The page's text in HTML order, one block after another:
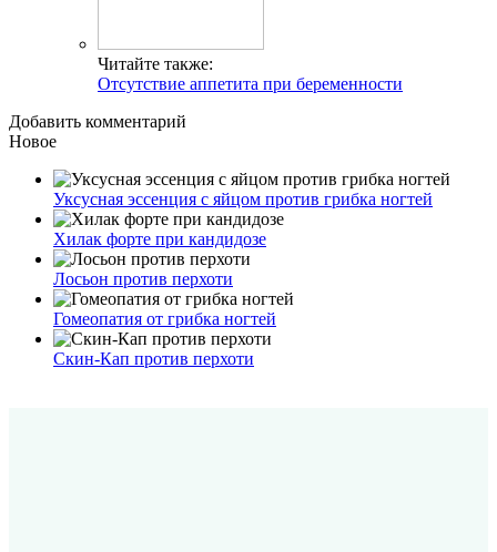
Читайте также:
Отсутствие аппетита при беременности
Добавить комментарий
Новое
Уксусная эссенция с яйцом против грибка ногтей
Хилак форте при кандидозе
Лосьон против перхоти
Гомеопатия от грибка ногтей
Скин-Кап против перхоти